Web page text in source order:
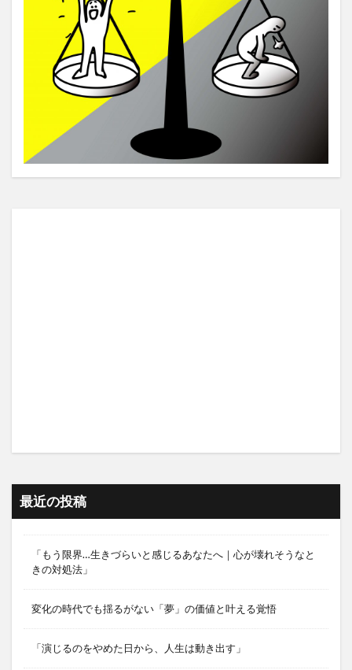
最近の投稿
「もう限界…生きづらいと感じるあなたへ｜心が壊れそうなと
きの対処法」
変化の時代でも揺るがない「夢」の価値と叶える覚悟
「演じるのをやめた日から、人生は動き出す」